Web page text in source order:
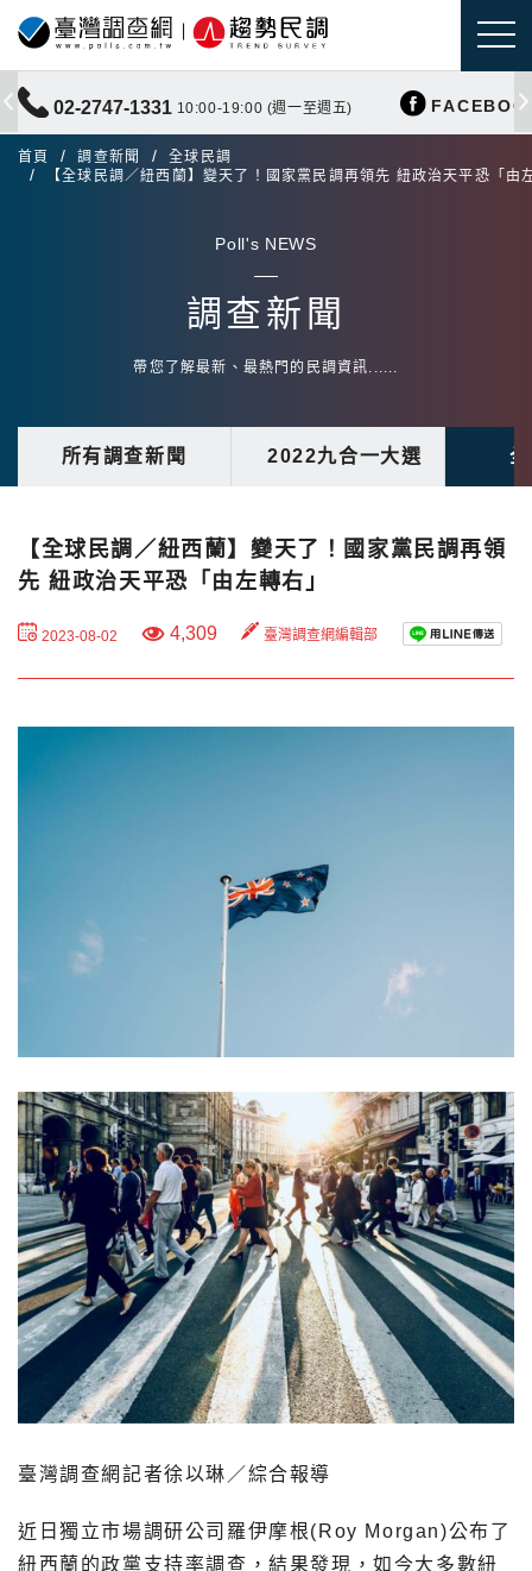
02-2747-1331 10:00-19:00 (週一至週五)
首頁 調查新聞
全球民調
【全球民調／紐西蘭】變天了！國家黨民調再領先 紐政治天平恐「由
Poll's NEWS
調查新聞
帶您了解最新、最熱門的民調資訊......
所有調查新聞 2022九合一大選
【全球民調／紐西蘭】變天了！國家黨民調再領
先 紐政治天平恐「由左轉右」
2023-08-02 4,309 臺灣調查網編輯部
臺灣調查網記者徐以琳／綜合報導
近日獨立市場調研公司羅伊摩根(Roy Morgan)公布了
紐西蘭的政黨支持率調查，結果發現，如今大多數紐